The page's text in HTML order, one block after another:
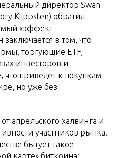
директор Swan
Klippsten) обратил
«эффект
заключается в том, что
торгующие ETF,
инвесторов и
приведет к покупкам
но уже без
апрельского халвинга и
участников рынка.
бытует такое